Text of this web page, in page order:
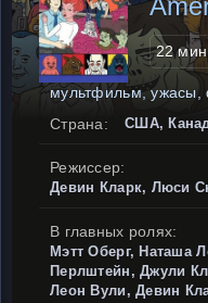
22 мин
мультфильм, ужасы,
Страна:
США,
Режиссер:
Девин Кларк, Люси
В главных ролях:
Мэтт Оберг, Наташа
Перлштейн, Джули
Леон Вули, Девин